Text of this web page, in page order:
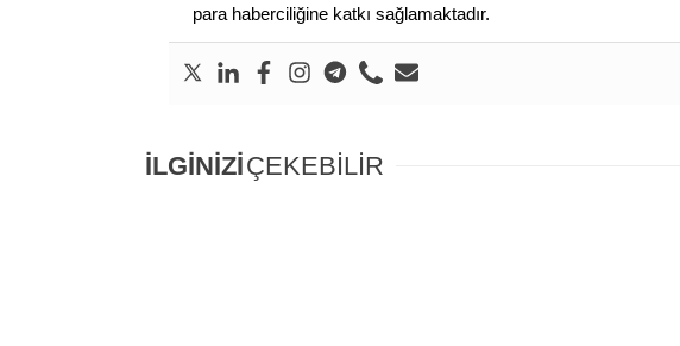
para haberciliğine katkı sağlamaktadır.
İLGİNİZİÇEKEBİLİR